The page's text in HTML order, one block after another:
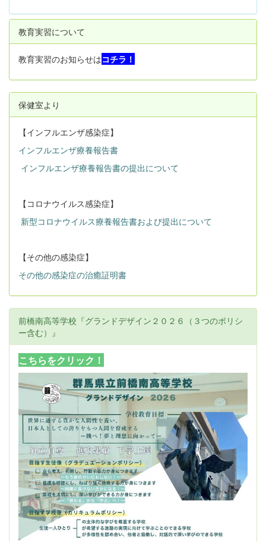
教育実習について
教育実習のお知らせはコチラ！
保健室より
【インフルエンザ感染症】
インフルエンザ療養報告書
インフルエンザ療養報告書の提出について
【コロナウイルス感染症】
新型コロナウイルス療養報告書および提出について
【その他の感染症】
その他の感染症の治癒証明書
前橋南高等学校『グランドデザイン２０２６（３つのポリシ
ー含む）』
こちらをクリック！